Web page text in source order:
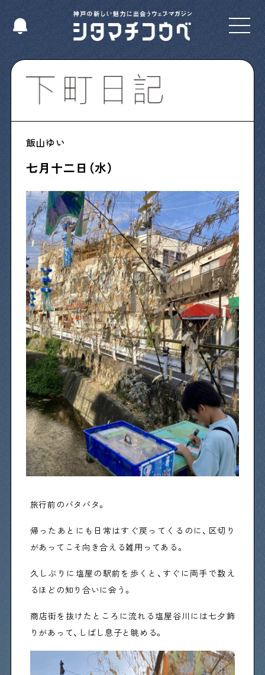
Select Language ▼
今夜、下町で
下町の飲み歩き日記です
下町くらし不動産
物件情報やリノベーション事例を紹介します
下町日記
下町に暮らす人たちに日記を書いてもらいました
下町の店≒家
下町ならではの家みたいな店を紹介する記事です
ぶらり、下町
下町の特集記事です
下町コラム
下町の「あの人」が書く連載記事です
Shitamachi Chemistry
下町の「あの人」×「あの人」の科学反応を楽しむ企
画です
シタマチコウベについて
下町START UP
飯山ゆい
七月十二日（水）
旅行前のバタバタ。
帰ったあとにも日常はすぐ戻ってくるのに、区切り
があってこそ向き合える雑用ってある。
久しぶりに塩屋の駅前を歩くと、すぐに両手で数え
るほどの知り合いに会う。
商店街を抜けたところに流れる塩屋谷川には七夕飾
りがあって、しばし息子と眺める。